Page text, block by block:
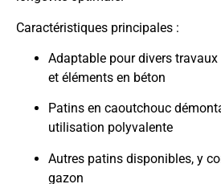
Caractéristiques principales :
Adaptable pour divers
et éléments en béton
Patins en caoutchouc
utilisation polyvalente
Autres patins disponibles, y
gazon